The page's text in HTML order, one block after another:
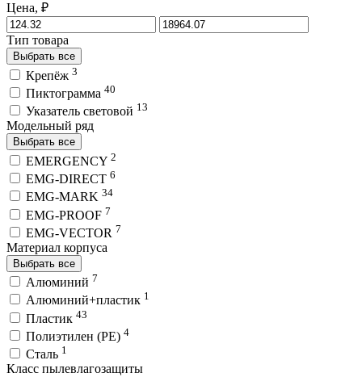
Цена, ₽
Тип товара
Выбрать все
Крепёж 3
Пиктограмма 40
Указатель световой 13
Модельный ряд
Выбрать все
EMERGENCY 2
EMG-DIRECT 6
EMG-MARK 34
EMG-PROOF 7
EMG-VECTOR 7
Материал корпуса
Выбрать все
Алюминий 7
Алюминий+пластик 1
Пластик 43
Полиэтилен (PE) 4
Сталь 1
Класс пылевлагозащиты